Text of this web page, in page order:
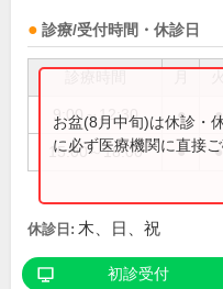
診療/受付時間・休診日
9:00～12:30 ● ●
15:00～18:00 ● ●
お盆(8月中旬)は休診・
に必ず医療機関に直接ご
休診日: 木、日、祝
初診受付